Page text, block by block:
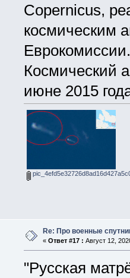
Copernicus,
космическим
Еврокомиссии.
Космический
июне 2015
Re: Про военные
« Ответ #17 : Август 12,
"Русская